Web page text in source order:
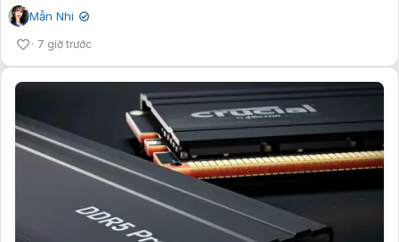
Mẫn Nhi ✔
7 giờ trước